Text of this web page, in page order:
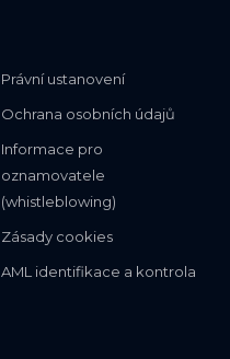
Právní ustanovení
Ochrana osobních údajů
Informace pro
oznamovatele
(whistleblowing)
Zásady cookies
AML identifikace a kontrola